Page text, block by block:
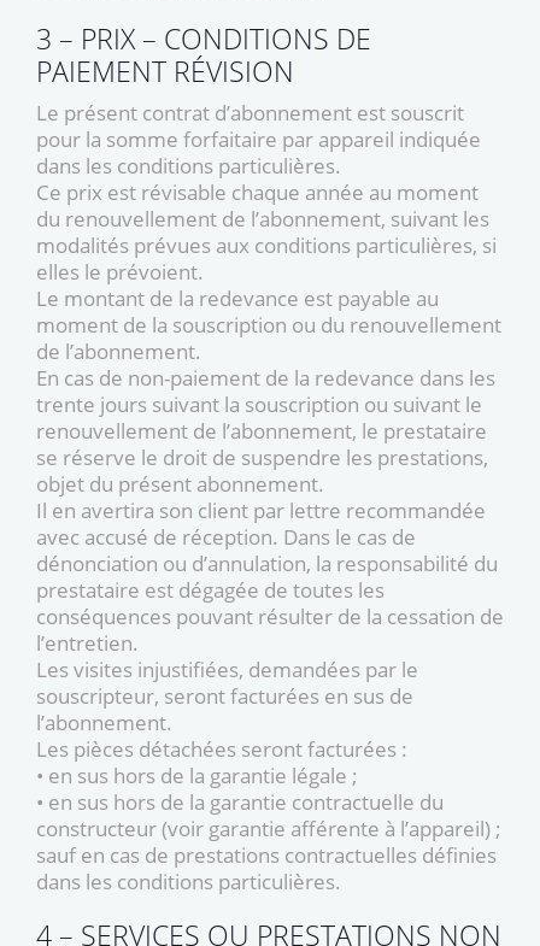
3 – PRIX – CONDITIONS DE
PAIEMENT RÉVISION
Le présent contrat d’abonnement est souscrit
pour la somme forfaitaire par appareil indiquée
dans les conditions particulières.
Ce prix est révisable chaque année au moment
du renouvellement de l’abonnement, suivant les
modalités prévues aux conditions particulières, si
elles le prévoient.
Le montant de la redevance est payable au
moment de la souscription ou du renouvellement
de l’abonnement.
En cas de non-paiement de la redevance dans les
trente jours suivant la souscription ou suivant le
renouvellement de l’abonnement, le prestataire
se réserve le droit de suspendre les prestations,
objet du présent abonnement.
Il en avertira son client par lettre recommandée
avec accusé de réception. Dans le cas de
dénonciation ou d’annulation, la responsabilité du
prestataire est dégagée de toutes les
conséquences pouvant résulter de la cessation de
l’entretien.
Les visites injustifiées, demandées par le
souscripteur, seront facturées en sus de
l’abonnement.
Les pièces détachées seront facturées :
• en sus hors de la garantie légale ;
• en sus hors de la garantie contractuelle du
constructeur (voir garantie afférente à l’appareil) ;
sauf en cas de prestations contractuelles définies
dans les conditions particulières.
4 – SERVICES OU PRESTATIONS NON